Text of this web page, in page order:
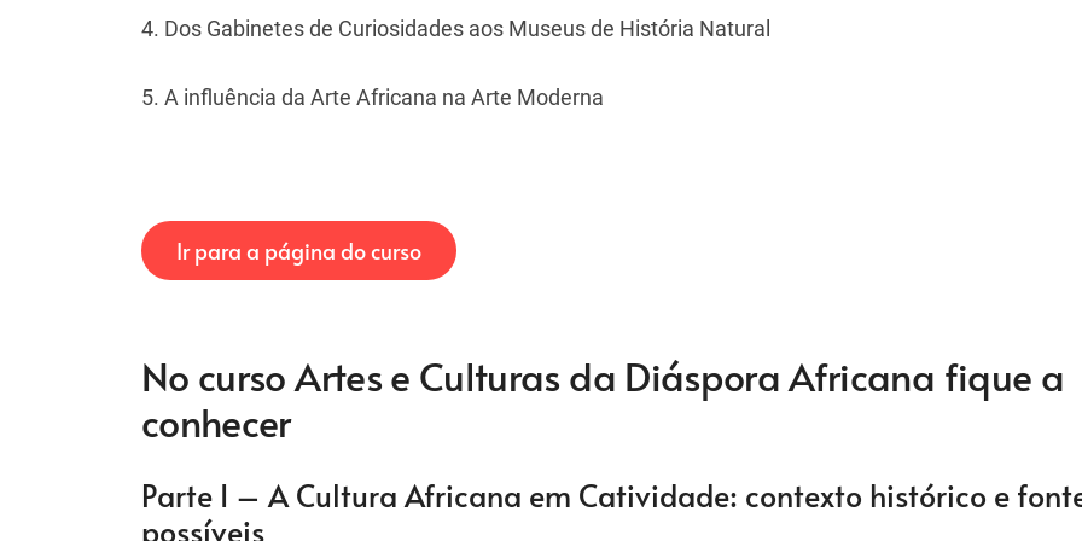
4. Dos Gabinetes de Curiosidades aos Museus de História Natural
5. A influência da Arte Africana na Arte Moderna
Ir para a página do curso
No curso Artes e Culturas da Diáspora Africana fique a
conhecer
Parte I – A Cultura Africana em Catividade: contexto histórico e
possíveis